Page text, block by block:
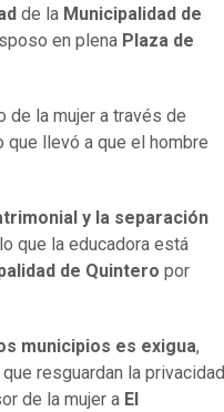
de la Municipalidad de
en plena Plaza de
la mujer a través de
que llevó a que el hombre
y la separación
que la educadora está
de Quintero por
municipios es exigua,
resguardan la privacidad
de la mujer a El